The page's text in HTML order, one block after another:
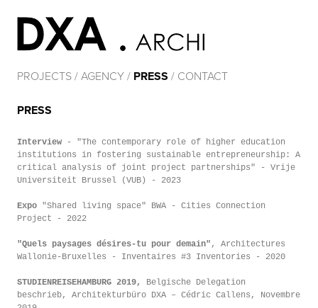
PROJECTS / AGENCY / PRESS / CONTACT
PRESS
Interview - "The contemporary role of higher education
institutions in fostering sustainable entrepreneurship: A
critical analysis of joint project partnerships" - Vrije
Universiteit Brussel (VUB) - 2023
Expo "Shared living space" BWA - Cities Connection
Project - 2022
"Quels paysages désires-tu pour demain" , Architectures
Wallonie-Bruxelles - Inventaires #3 Inventories - 2020
STUDIENREISEHAMBURG 2019, Belgische Delegation
beschrieb, Architekturbüro DXA – Cédric Callens, Novembre